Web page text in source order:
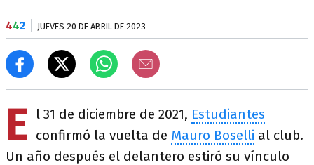
442 JUEVES 20 DE ABRIL DE 2023
E l 31 de diciembre de 2021, Estudiantes
confirmó la vuelta de Mauro Boselli al club.
Un año después el delantero estiró su vínculo